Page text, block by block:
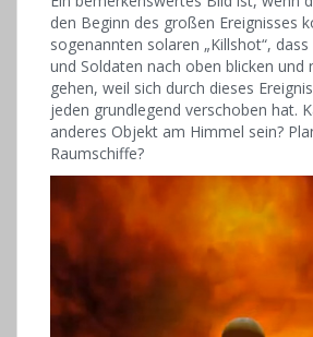
den Beginn des großen Ereignisses
sogenannten solaren „Killshot“,
und Soldaten nach oben blicken und
gehen, weil sich durch dieses
jeden grundlegend verschoben hat.
anderes Objekt am Himmel sein?
Raumschiffe?